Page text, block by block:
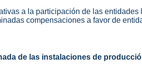
a la participación de las entidades
compensaciones a favor de
de las instalaciones de